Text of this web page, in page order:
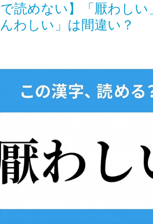
で読めない】「厭わし
わしい」は間違い？